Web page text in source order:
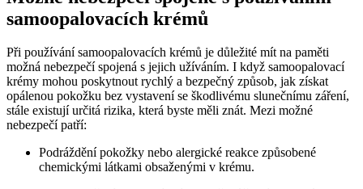
samoopalovacích krémů
Při používání samoopalovacích krémů je důležité mít na paměti
možná nebezpečí spojená s jejich užíváním. I když samoopalovací
krémy mohou poskytnout rychlý a bezpečný způsob, jak získat
opálenou pokožku bez vystavení se škodlivému slunečnímu záření,
stále existují určitá rizika, která byste měli znát. Mezi možné
nebezpečí patří:
Podráždění pokožky nebo alergické reakce způsobené
chemickými látkami obsaženými v krému.